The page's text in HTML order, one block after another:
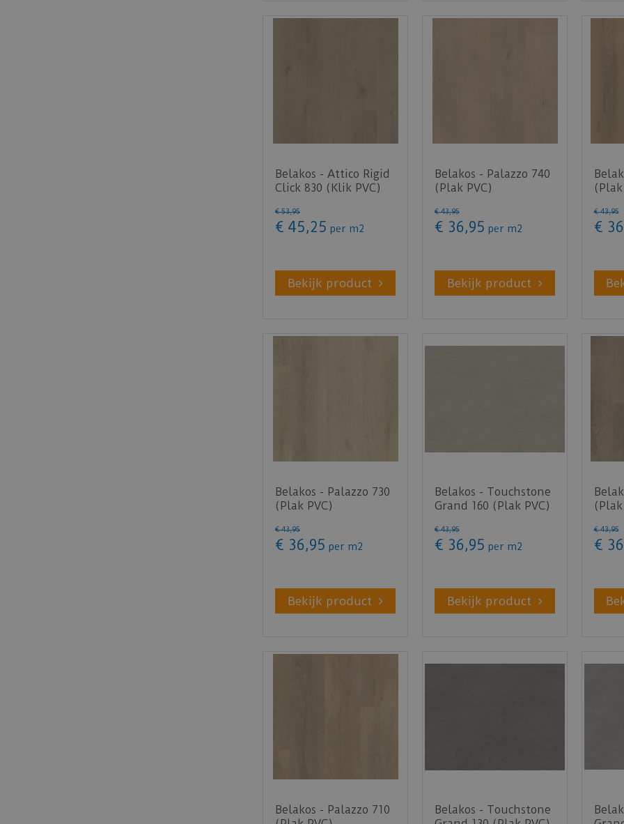
Belakos - Attico Rigid
Click 830 (Klik PVC)
€ 53,95
€ 45,25 per m2
Bekijk product
Belakos - Palazzo 740
(Plak PVC)
€ 43,95
€ 36,95 per m2
Bekijk product
(Plak
€ 43,95
€ 36
Belakos - Palazzo 730
(Plak PVC)
€ 43,95
€ 36,95 per m2
Bekijk product
Belakos - Touchstone
Grand 160 (Plak PVC)
€ 43,95
€ 36,95 per m2
Bekijk product
(Plak
€ 43,95
€ 36
Belakos - Palazzo 710
Belakos - Touchstone